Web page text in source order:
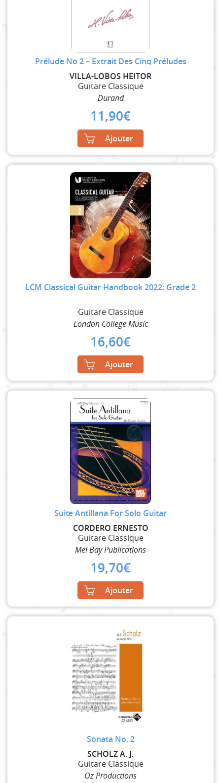
Prélude No 2 – Extrait Des Cinq Préludes
VILLA-LOBOS HEITOR
Guitare Classique
Durand
11,90€
Ajouter
LCM Classical Guitar Handbook 2022: Grade 2
Guitare Classique
London College Music
16,60€
Ajouter
Suite Antillana For Solo Guitar
CORDERO ERNESTO
Guitare Classique
Mel Bay Publications
19,70€
Ajouter
Sonata No. 2
SCHOLZ A. J.
Guitare Classique
Oz Productions